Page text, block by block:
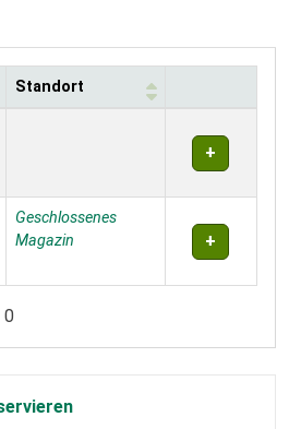
Standort
Geschlossenes
Magazin
0